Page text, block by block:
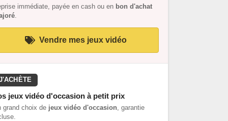
immédiate, payée en cash ou en bon d'achat
.
Vendre mes jeux vidéo
jeux vidéo d'occasion à petit prix
grand choix de jeux vidéo d'occasion, garantie